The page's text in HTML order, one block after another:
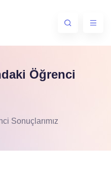
Öğrenci
Sonuçlarımız